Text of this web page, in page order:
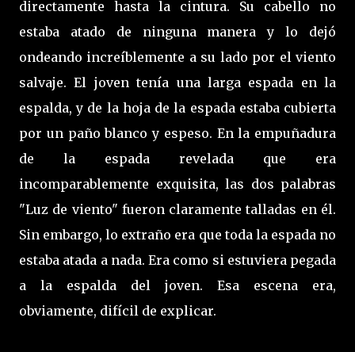
directamente hasta la cintura. Su cabello no
estaba atado de ninguna manera y lo dejó
ondeando increíblemente a su lado por el viento
salvaje. El joven tenía una larga espada en la
espalda, y de la hoja de la espada estaba cubierta
por un paño blanco y espeso. En la empuñadura
de la espada revelada que era
incomparablemente exquisita, las dos palabras
"Luz de viento" fueron claramente talladas en él.
Sin embargo, lo extraño era que toda la espada no
estaba atada a nada. Era como si estuviera pegada
a la espalda del joven. Esa escena era,
obviamente, difícil de explicar.